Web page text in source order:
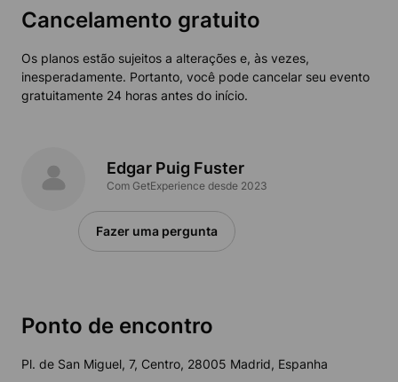
Cancelamento gratuito
Os planos estão sujeitos a alterações e, às vezes,
inesperadamente. Portanto, você pode cancelar seu evento
gratuitamente 24 horas antes do início.
Edgar Puig Fuster
Com GetExperience desde 2023
Fazer uma pergunta
Ponto de encontro
Pl. de San Miguel, 7, Centro, 28005 Madrid, Espanha